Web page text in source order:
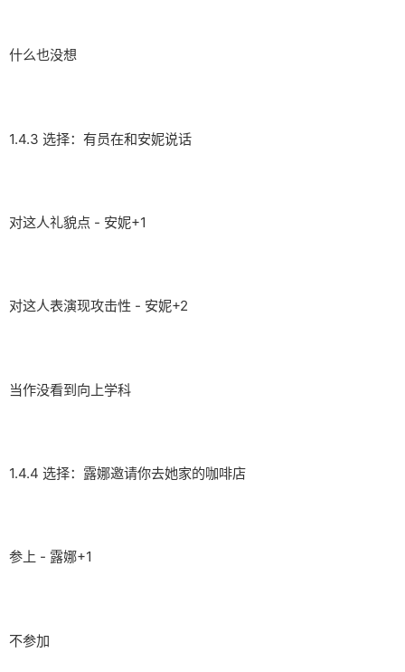
什么也没想
1.4.3 选择：有员在和安妮说话
对这人礼貌点 - 安妮+1
对这人表演现攻击性 - 安妮+2
当作没看到向上学科
1.4.4 选择：露娜邀请你去她家的咖啡店
参上 - 露娜+1
不参加